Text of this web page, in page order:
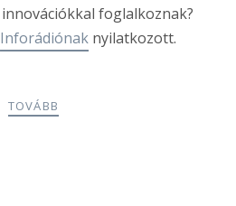
innovációkkal foglalkoznak?
Inforádiónak nyilatkozott.
TOVÁBB